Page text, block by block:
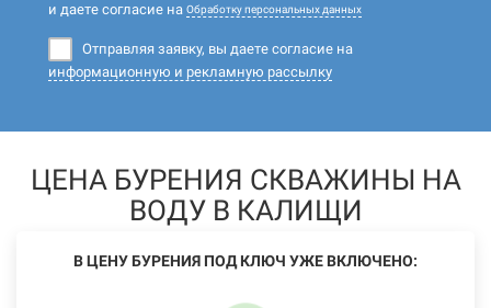
и даете согласие на Обработку персональных данных
Отправляя заявку, вы даете согласие на
информационную и рекламную рассылку
ЦЕНА БУРЕНИЯ СКВАЖИНЫ НА
ВОДУ В КАЛИЩИ
В ЦЕНУ БУРЕНИЯ ПОД КЛЮЧ УЖЕ ВКЛЮЧЕНО: